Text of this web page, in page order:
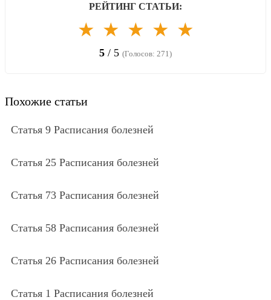
РЕЙТИНГ СТАТЬИ:
★ ★ ★ ★ ★
5 / 5 (Голосов: 271)
Похожие статьи
Статья 9 Расписания болезней
Статья 25 Расписания болезней
Статья 73 Расписания болезней
Статья 58 Расписания болезней
Статья 26 Расписания болезней
Статья 1 Расписания болезней